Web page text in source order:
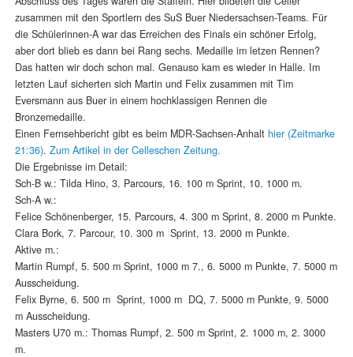
zusammen mit den Sportlern des SuS Buer Niedersachsen-Teams. Für
die Schülerinnen-A war das Erreichen des Finals ein schöner Erfolg,
aber dort blieb es dann bei Rang sechs. Medaille im letzen Rennen?
Das hatten wir doch schon mal. Genauso kam es wieder in Halle. Im
letzten Lauf sicherten sich Martin und Felix zusammen mit Tim
Eversmann aus Buer in einem hochklassigen Rennen die
Bronzemedaille.
Einen Fernsehbericht gibt es beim MDR-Sachsen-Anhalt hier (Zeitmarke
21:36). Zum Artikel in der Celleschen Zeitung.
Die Ergebnisse im Detail:
Sch-B w.: Tilda Hino, 3. Parcours, 16. 100 m Sprint, 10. 1000 m.
Sch-A w.:
Felice Schönenberger, 15. Parcours, 4. 300 m Sprint, 8. 2000 m Punkte.
Clara Bork, 7. Parcour, 10. 300 m Sprint, 13. 2000 m Punkte.
Aktive m.:
Martin Rumpf, 5. 500 m Sprint, 1000 m 7., 6. 5000 m Punkte, 7. 5000 m
Ausscheidung.
Felix Byrne, 6. 500 m Sprint, 1000 m DQ, 7. 5000 m Punkte, 9. 5000
m Ausscheidung.
Masters U70 m.: Thomas Rumpf, 2. 500 m Sprint, 2. 1000 m, 2. 3000
m.